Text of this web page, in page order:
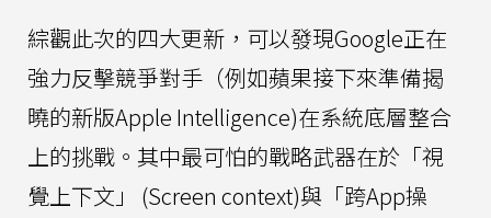
綜觀此次的四大更新，可以發現Google正在
強力反擊競爭對手（例如蘋果接下來準備揭
曉的新版Apple Intelligence)在系統底層整合
上的挑戰。其中最可怕的戰略武器在於「視
覺上下文」 (Screen context)與「跨App操